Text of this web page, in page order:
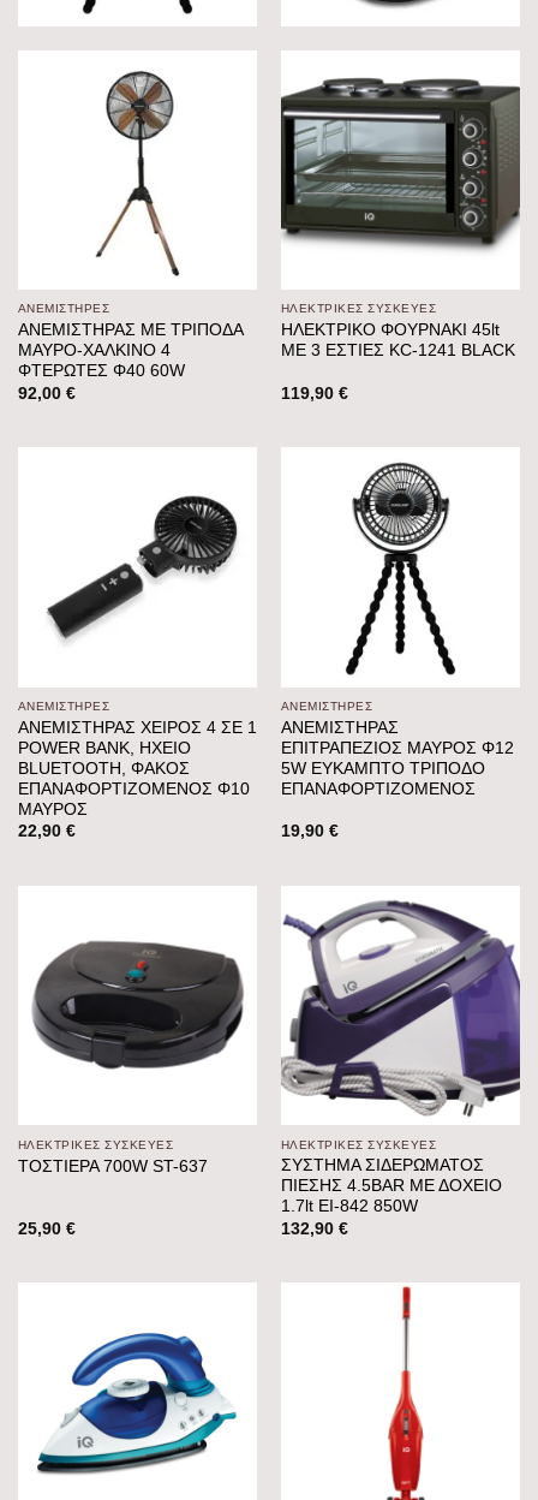
ΑΝΕΜΙΣΤΉΡΕΣ
ΑΝΕΜΙΣΤΗΡΑΣ ΜΕ ΤΡΙΠΟΔΑ
ΜΑΥΡΟ-ΧΑΛΚΙΝΟ 4
ΦΤΕΡΩΤΕΣ Φ40 60W
92,00 €
ΗΛΕΚΤΡΙΚΕΣ ΣΥΣΚΕΥΕΣ
ΗΛΕΚΤΡΙΚΟ ΦΟΥΡΝΑΚΙ 45lt
ΜΕ 3 ΕΣΤΙΕΣ KC-1241 BLACK
119,90 €
ΑΝΕΜΙΣΤΉΡΕΣ
ΑΝΕΜΙΣΤΗΡΑΣ ΧΕΙΡΟΣ 4 ΣΕ 1
POWER BANK, ΗΧΕΙΟ
BLUETOOTH, ΦΑΚΟΣ
ΕΠΑΝΑΦΟΡΤΙΖΟΜΕΝΟΣ Φ10
ΜΑΥΡΟΣ
22,90 €
ΑΝΕΜΙΣΤΉΡΕΣ
ΑΝΕΜΙΣΤΗΡΑΣ
ΕΠΙΤΡΑΠΕΖΙΟΣ ΜΑΥΡΟΣ Φ12
5W ΕΥΚΑΜΠΤΟ ΤΡΙΠΟΔΟ
ΕΠΑΝΑΦΟΡΤΙΖΟΜΕΝΟΣ
19,90 €
ΗΛΕΚΤΡΙΚΕΣ ΣΥΣΚΕΥΕΣ
ΤΟΣΤΙΕΡΑ 700W ST-637
25,90 €
ΗΛΕΚΤΡΙΚΕΣ ΣΥΣΚΕΥΕΣ
ΣΥΣΤΗΜΑ ΣΙΔΕΡΩΜΑΤΟΣ
ΠΙΕΣΗΣ 4.5BAR ΜΕ ΔΟΧΕΙΟ
1.7lt EI-842 850W
132,90 €